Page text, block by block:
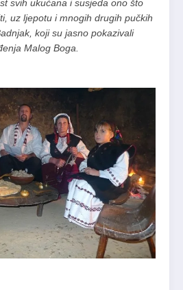
svih ukućana i susjeda ono što
uz ljepotu i mnogih drugih pučkih
koji su jasno pokazivali
Malog Boga.